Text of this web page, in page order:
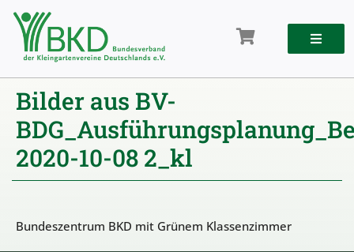
Zum
Inhalt
springen
Bilder aus BV-
2020-10-08 2_kl
Bundeszentrum BKD mit Grünem Klassenzimmer